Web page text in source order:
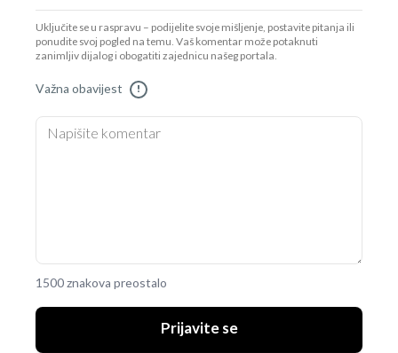
Uključite se u raspravu – podijelite svoje mišljenje, postavite pitanja ili
ponudite svoj pogled na temu. Vaš komentar može potaknuti
zanimljiv dijalog i obogatiti zajednicu našeg portala.
Važna obavijest !
1500 znakova preostalo
Prijavite se